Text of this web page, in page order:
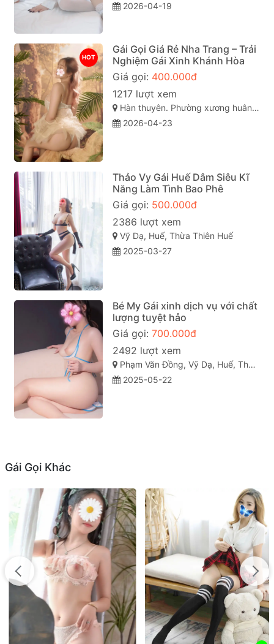
2026-04-19
HOT
Gái Gọi Giá Rẻ Nha Trang – Trải
Nghiệm Gái Xinh Khánh Hòa
Giá gọi: 400.000đ
1217 lượt xem
Hàn thuyên. Phường xương huân. Tp nha trang . Khánh Hòa
2026-04-23
Thảo Vy Gái Huế Dâm Siêu Kĩ
Năng Làm Tình Bao Phê
Giá gọi: 500.000đ
2386 lượt xem
Vỹ Dạ, Huế, Thừa Thiên Huế
2025-03-27
Bé My Gái xinh dịch vụ với chất
lượng tuyệt hảo
Giá gọi: 700.000đ
2492 lượt xem
Phạm Văn Đồng, Vỹ Dạ, Huế, Thừa Thiên Huế
2025-05-22
Gái Gọi Khác